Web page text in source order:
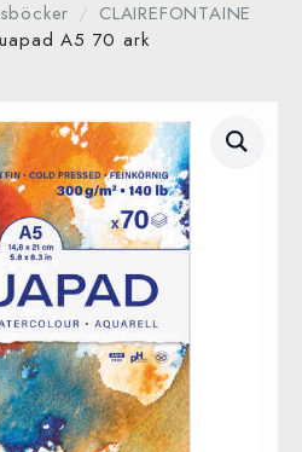
CLAIREFONTAINE
A5 70 ark